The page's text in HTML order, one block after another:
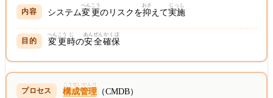
システム変更
へんこう
のリスクを抑
おさ
えて実施
じっし
変更
へんこう
時
じ
の安全
あんぜん
確保
かくほ
構成管理
こうせいかんり
（CMDB）